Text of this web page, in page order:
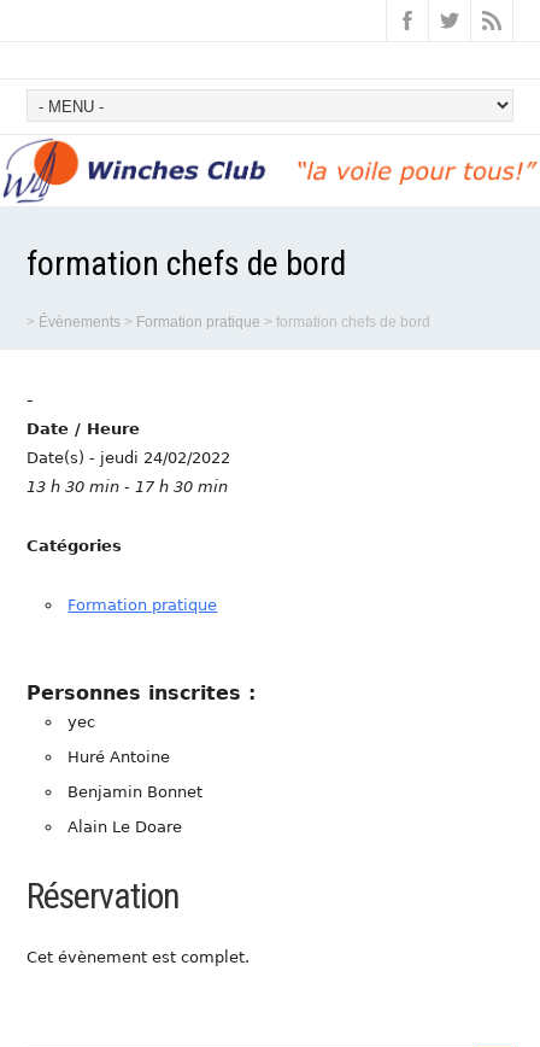
formation chefs de bord
> Évènements > Formation pratique >formation chefs de bord
-
Date / Heure
Date(s) - jeudi 24/02/2022
13 h 30 min - 17 h 30 min
Catégories
Formation pratique
Personnes inscrites :
yec
Huré Antoine
Benjamin Bonnet
Alain Le Doare
Réservation
Cet évènement est complet.